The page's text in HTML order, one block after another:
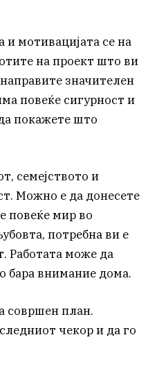
и мотивацијата се на
на проект што ви
значителен
повеќе сигурност и
покажете што
семејството и
Можно е да донесете
повеќе мир во
потребна ви е
Работата може да
бара внимание дома.
совршен план.
чекор и да го